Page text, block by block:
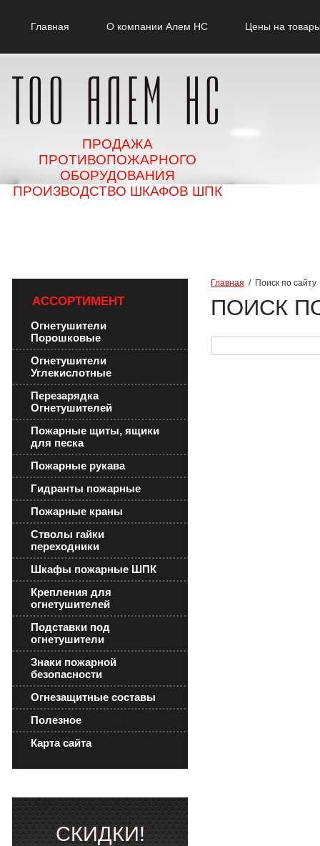
Главная О компании Алем НС Цены на
ПРОДАЖА
ПРОТИВОПОЖАРНОГО
ОБОРУДОВАНИЯ
ПРОИЗВОДСТВО ШКАФОВ ШПК
АССОРТИМЕНТ
Огнетушители
Порошковые
Огнетушители
Углекислотные
Перезарядка
Огнетушителей
Пожарные щиты, ящики
для песка
Пожарные рукава
Гидранты пожарные
Пожарные краны
Стволы гайки
переходники
Шкафы пожарные ШПК
Крепления для
огнетушителей
Подставки под
огнетушители
Знаки пожарной
безопасности
Огнезащитные составы
Полезное
Карта сайта
СКИДКИ!
Главная
  /  Поиск по сайту
ПОИСК